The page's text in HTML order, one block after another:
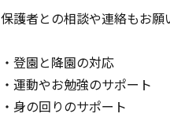
保護者との相談や連絡もお願
・登園と降園の対応
・運動やお勉強のサポート
・身の回りのサポート